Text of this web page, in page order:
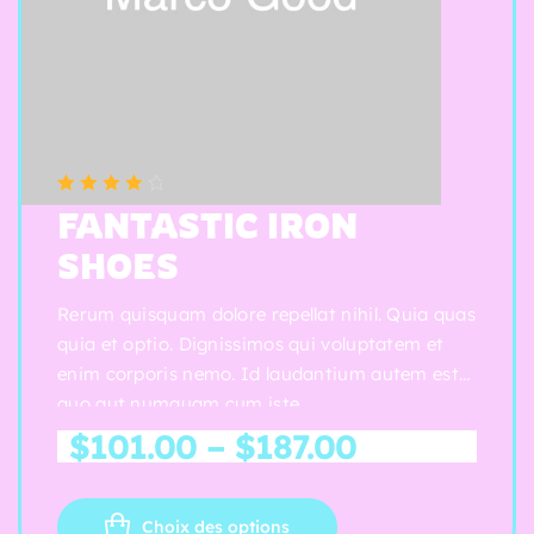
Note4.00
sur 5
FANTASTIC IRON
SHOES
Rerum quisquam dolore repellat nihil. Quia quas
quia et optio. Dignissimos qui voluptatem et
enim corporis nemo. Id laudantium autem est
quo aut numquam cum iste.
$101.00 – $187.00
Choix des options